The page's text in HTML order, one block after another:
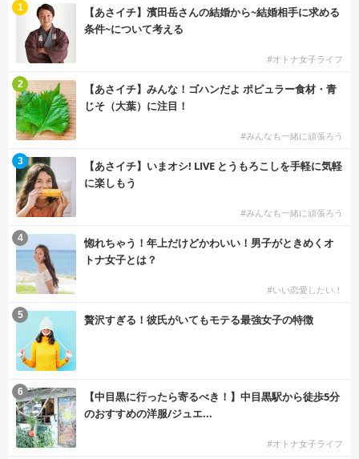
【あさイチ】濱田岳さんの結婚から~結婚相手に求める
条件~について考える
#オトナ女子ライフ
1
【あさイチ】みんな！ゴハンだよ ポピュラー食材・青
じそ（大葉）に注目！
#みんなも一緒に頑張ろう
2
【あさイチ】いまオシ! LIVE とうもろこしを手軽に気軽
に楽しもう
#みんなも一緒に頑張ろう
3
惚れちゃう！年上だけどかわいい！男子がときめくオ
トナ女子とは？
#いい恋愛したい！
4
贅沢すぎる！彼氏がいてもモテる最強女子の特徴
5
【中目黒に行ったら寄るべき！】中目黒駅から徒歩5分
のおすすめの洋服/ジュエ...
#オトナ女子ライフ
6